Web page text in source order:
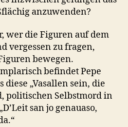
anzuwenden?
wer die Figuren auf dem
vergessen zu fragen,
bewegen.
befindet Pepe
diese „Vasallen sein, die
politischen Selbstmord in
san jo genauaso,